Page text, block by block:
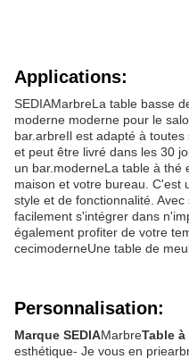
Applications:
SEDIAMarbreLa table basse
moderne moderne pour le
bar.arbreIl est adapté à
et peut être livré dans les 30
un bar. moderneLa table à thé
maison et votre bureau. C'est
style et de fonctionnalité.
facilement s'intégrer dans
également profiter de votre
cecimoderneUne table de
Personnalisation:
Marque SEDIAMarbreTable
esthétique- Je vous en prie